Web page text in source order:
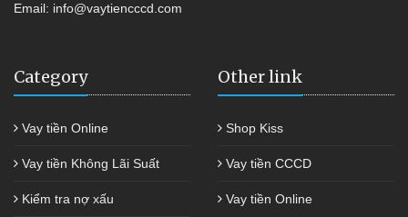
Email: info@vaytiencccd.com
Category
Vay tiền Online
Vay tiền Không Lãi Suất
Kiểm tra nợ xấu
Other link
Shop Kiss
Vay tiền CCCD
Vay tiền Online